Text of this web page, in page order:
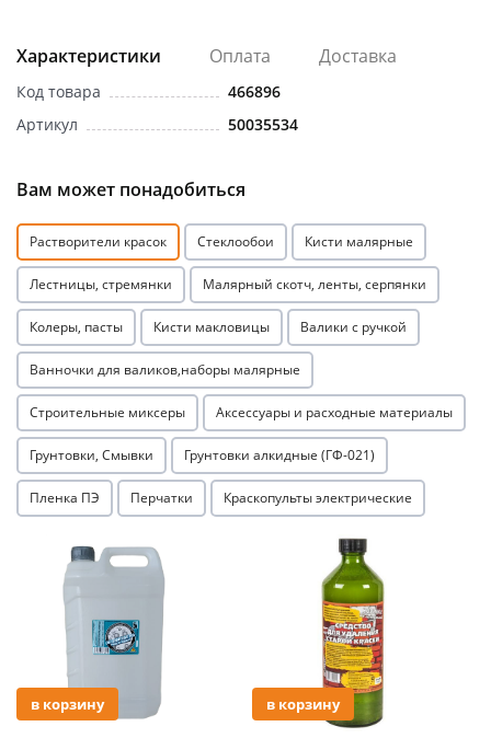
Характеристики Оплата Доставка
Код товара
466896
Артикул
50035534
Вам может понадобиться
Растворители красок Стеклообои Кисти малярные
Лестницы, стремянки Малярный скотч, ленты, серпянки
Колеры, пасты Кисти макловицы Валики с ручкой
Ванночки для валиков,наборы малярные
Строительные миксеры Аксессуары и расходные материалы
Грунтовки, Смывки Грунтовки алкидные (ГФ-021)
Пленка ПЭ Перчатки Краскопульты электрические
Акция
в корзину в корзину